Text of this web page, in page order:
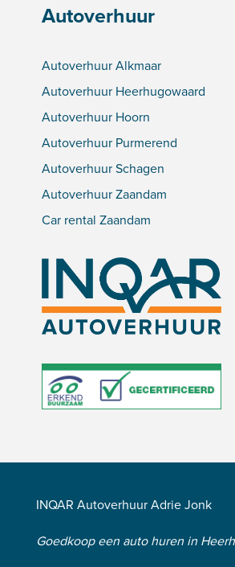
Autoverhuur
Autoverhuur Alkmaar
Autoverhuur Heerhugowaard
Autoverhuur Hoorn
Autoverhuur Purmerend
Autoverhuur Schagen
Autoverhuur Zaandam
Car rental Zaandam
INQAR Autoverhuur Adrie Jonk
Goedkoop een auto huren in